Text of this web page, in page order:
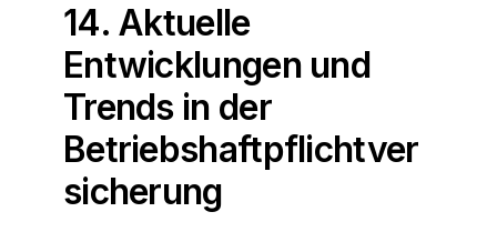
14. Aktuelle
Entwicklungen und
Trends in der
Betriebshaftpflichtver
sicherung